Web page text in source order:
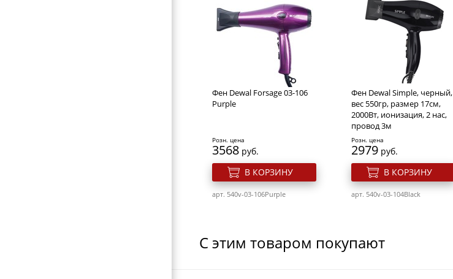
Фен Dewal Forsage 03-106
Purple
Розн. цена
3568 руб.
В КОРЗИНУ
арт. 540v-03-106Purple
Фен Dewal Simple, черный,
вес 550гр, размер 17см,
2000Вт, ионизация, 2 нас,
провод 3м
Розн. цена
2979 руб.
В КОРЗИНУ
арт. 540v-03-104Black
С этим товаром покупают